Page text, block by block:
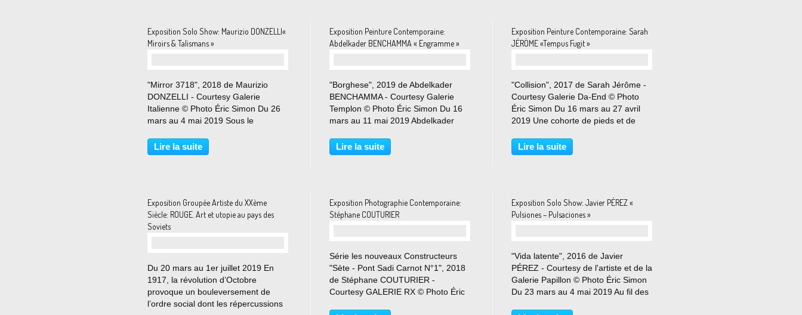
Exposition Solo Show: Maurizio DONZELLI«
Miroirs & Talismans »
"Mirror 3718", 2018 de Maurizio
DONZELLI - Courtesy Galerie
Italienne © Photo Éric Simon Du 26
mars au 4 mai 2019 Sous le
directrice du Palazzo Fortuny à
Venise, l’exposition “Miroirs &
Lire la suite
Exposition Peinture Contemporaine:
Abdelkader BENCHAMMA « Engramme »
"Borghese", 2019 de Abdelkader
BENCHAMMA - Courtesy Galerie
Templon © Photo Éric Simon Du 16
mars au 11 mai 2019 Abdelkader
à la Villa Medicis, expose pour la
première fois à la galerie Daniel
Lire la suite
Exposition Peinture Contemporaine: Sarah
JÉRÖME «Tempus Fugit »
"Collision", 2017 de Sarah Jérôme -
Courtesy Galerie Da-End © Photo
Éric Simon Du 16 mars au 27 avril
2019 Une cohorte de pieds et de
jonché de fleurs rouges et roses. Les
figures anonymes semblent prises
Lire la suite
Exposition Groupée Artiste du XXème
Siècle: ROUGE. Art et utopie au pays des
Soviets
Du 20 mars au 1er juillet 2019 En
1917, la révolution d’Octobre
provoque un bouleversement de
l’ordre social dont les répercussions
Exposition Photographie Contemporaine:
Stéphane COUTURIER
Série les nouveaux Constructeurs
"Sète - Pont Sadi Carnot N°1", 2018
de Stéphane COUTURIER -
Courtesy GALERIE RX © Photo Éric
Exposition Solo Show: Javier PÉREZ «
Pulsiones – Pulsaciones »
"Vida latente", 2016 de Javier
PÉREZ - Courtesy de l'artiste et de la
Galerie Papillon © Photo Éric Simon
Du 23 mars au 4 mai 2019 Au fil des